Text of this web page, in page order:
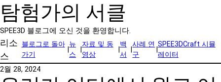
탐험가의 서클
SPEE3D 블로그에 오신 것을 환영합니다.
리소
스
블로그로 돌아
가기
|
뉴
스
|
자료 및 동
영상
|
백
서
|
사례 연
구
|
SPEE3DCraft 시뮬
레이터
2월 28, 2024